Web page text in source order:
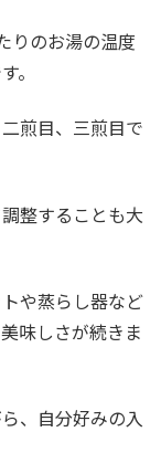
りのお湯の温度
。
煎目、三煎目で
整することも大
や蒸らし器など
味しさが続きま
、自分好みの入